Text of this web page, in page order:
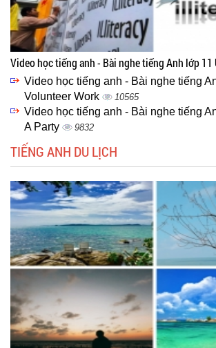
Video học tiếng anh - Bài nghe tiếng Anh lớp 11
Video học tiếng anh - Bài nghe tiếng
Volunteer Work
10565
Video học tiếng anh - Bài nghe tiếng
A Party
9832
TIẾNG ANH DU LỊCH